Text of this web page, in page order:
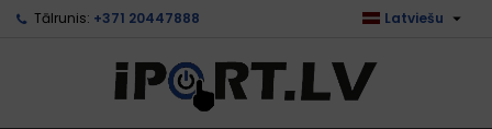
Tālrunis: +371 20447888 Latviešu 